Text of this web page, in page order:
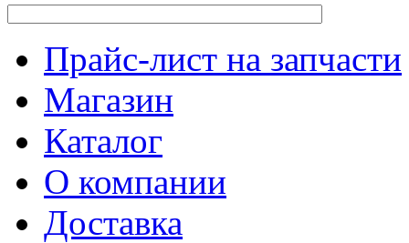
Прайс-лист на запчасти
Магазин
Каталог
О компании
Доставка